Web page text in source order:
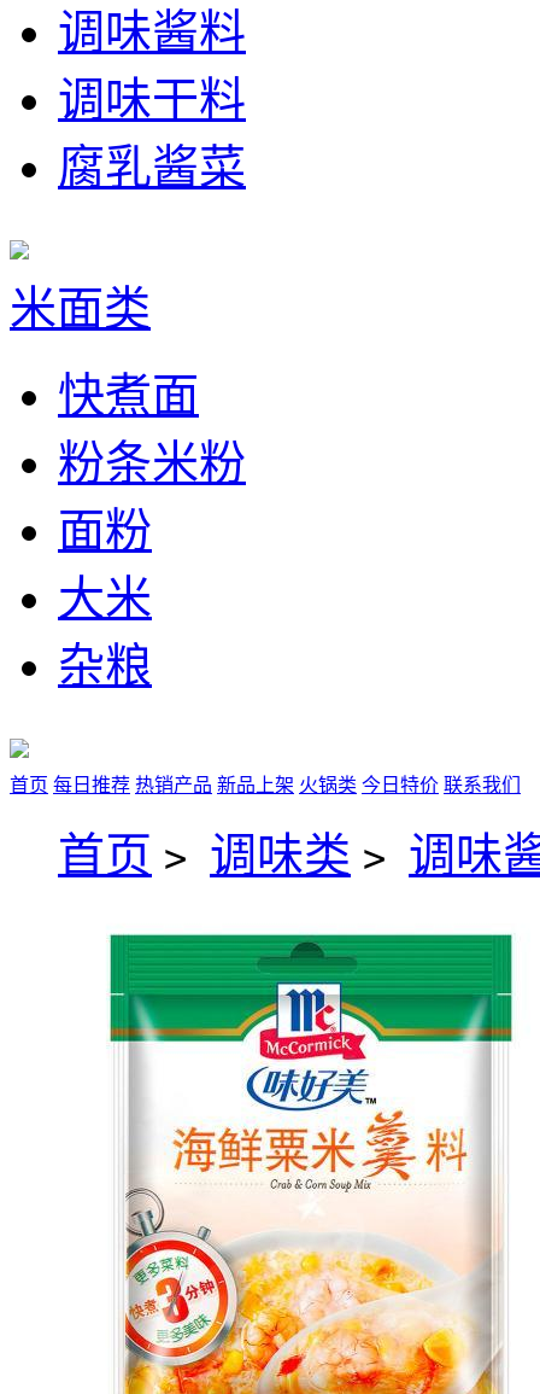
调味酱料
调味干料
腐乳酱菜
米面类
快煮面
粉条米粉
面粉
大米
杂粮
首页 每日推荐 热销产品 新品上架 火锅类 今日特价 联系我们
首页 > 调味类 > 调味